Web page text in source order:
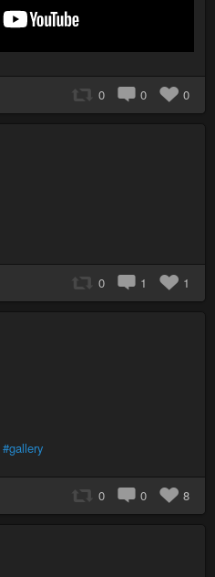
0 0 0
0 1 1
#gallery
0 0 8